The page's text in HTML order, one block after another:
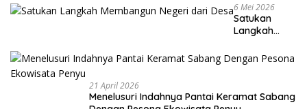
6 Mei 2026
Satukan
Langkah
Negeri dari
Desa
21 April 2026
Menelusuri Indahnya Pantai Keramat Sabang